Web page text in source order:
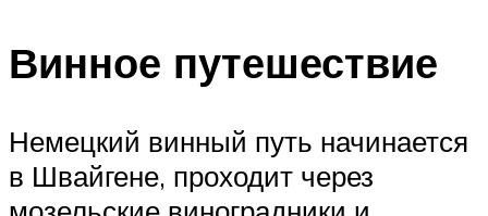
Винное путешествие
Немецкий винный путь начинается
в Швайгене, проходит через